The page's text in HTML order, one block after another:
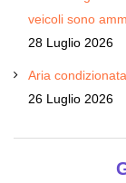
veicoli sono
28 Luglio 2026
Aria
26 Luglio 2026